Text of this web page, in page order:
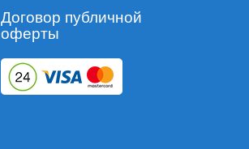
Договор публичной
оферты